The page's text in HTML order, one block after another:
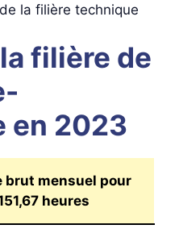
la filière technique
filière de
en 2023
brut mensuel pour
heures